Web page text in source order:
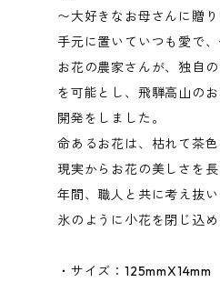
〜大好きなお母さんに贈
手元に置いていつも愛で
お花の農家さんが、独自
を可能とし、飛騨高山の
開発をしました。
命あるお花は、枯れて茶
現実からお花の美しさを
年間、職人と共に考え抜
氷のように小花を閉じ込
・サイズ：125mmX14mm